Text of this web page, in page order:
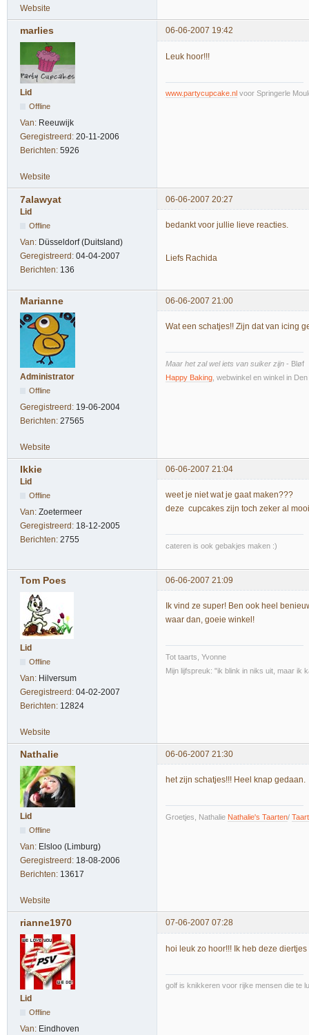
Website
marlies 06-06-2007 19:42
Lid
Offline
Van: Reeuwijk
Geregistreerd: 20-11-2006
Berichten: 5926
Leuk hoor!!!
www.partycupcake.nl voor Springerle
Website
7alawyat
06-06-2007 20:27
Lid
Offline
Van: Düsseldorf (Duitsland)
Geregistreerd: 04-04-2007
Berichten: 136
bedankt voor jullie lieve reacties.
Liefs Rachida
Marianne 06-06-2007 21:00
Administrator
Offline
Geregistreerd: 19-06-2004
Berichten: 27565
Wat een schatjes!! Zijn dat van icing
Maar het zal wel iets van suiker zijn - Bløf
Happy Baking , webwinkel en winkel in
Website
Ikkie
06-06-2007 21:04
Lid
Offline
Van: Zoetermeer
Geregistreerd: 18-12-2005
Berichten: 2755
weet je niet wat je gaat maken???
deze cupcakes zijn toch zeker al
cateren is ook gebakjes maken :)
Tom Poes 06-06-2007 21:09
Lid
Offline
Van: Hilversum
Geregistreerd: 04-02-2007
Berichten: 12824
Ik vind ze super! Ben ook heel
waar dan, goeie winkel!
Tot taarts, Yvonne
Mijn lijfspreuk: "ik blink in niks uit, maar ik
Website
Nathalie 06-06-2007 21:30
Lid
Offline
Van: Elsloo (Limburg)
Geregistreerd: 18-08-2006
Berichten: 13617
het zijn schatjes!!! Heel knap gedaan.
Groetjes, Nathalie Nathalie's Taarten/
Website
rianne1970 07-06-2007 07:28
Lid
Offline
Van: Eindhoven
hoi leuk zo hoor!!! Ik heb deze
golf is knikkeren voor rijke mensen die te